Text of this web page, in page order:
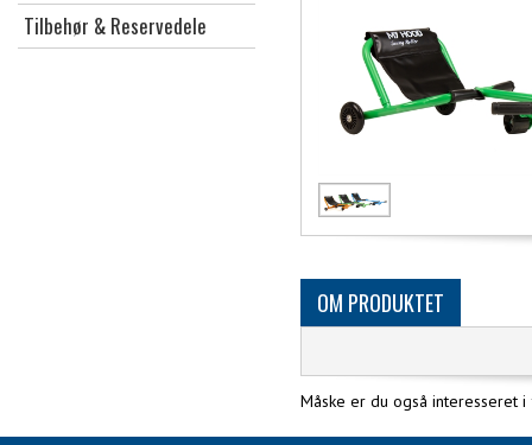
Tilbehør & Reservedele
OM PRODUKTET
Måske er du også interesseret